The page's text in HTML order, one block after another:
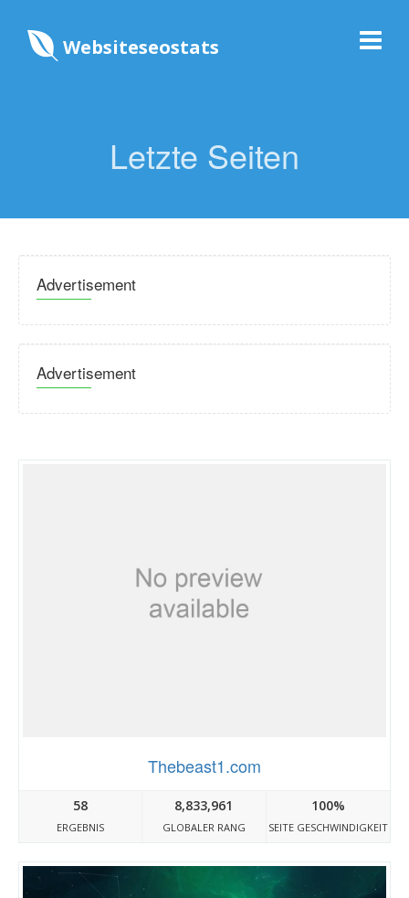
Websiteseostats
Letzte Seiten
Advertisement
Advertisement
Thebeast1.com
58
ERGEBNIS
8,833,961
GLOBALER RANG
100%
SEITE GESCHWINDIGKEIT